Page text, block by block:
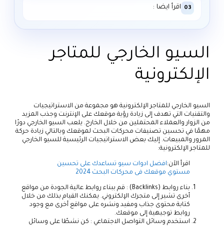
03 اقرأ ايضا :
السيو الخارجي للمتاجر
الإلكترونية
السيو الخارجي للمتاجر الإلكترونية هو مجموعة من الاستراتيجيات
والتقنيات التي تهدف إلى زيادة رؤية موقعك على الإنترنت وجذب المزيد
من الزوار والعملاء المحتملين من خلال الخارج. يلعب السيو الخارجي دورًا
مهمًا في تحسين تصنيفات محركات البحث لموقعك وبالتالي زيادة حركة
المرور والمبيعات. إليك بعض الاستراتيجيات الرئيسية للسيو الخارجي
للمتاجر الإلكترونية:
اقرأ الآن:افضل ادوات سيو تساعدك على تحسين
مستوي موقعك فى محركات البحث 2024
بناء روابط (Backlinks) : قم ببناء روابط عالية الجودة من مواقع
أخرى تشير إلى متجرك الإلكتروني. يمكنك القيام بذلك من خلال
كتابة محتوى جذاب ومفيد ونشره على مواقع أخرى مع وجود
روابط توجيهية إلى موقعك.
استخدم وسائل التواصل الاجتماعي : كن نشطًا على وسائل